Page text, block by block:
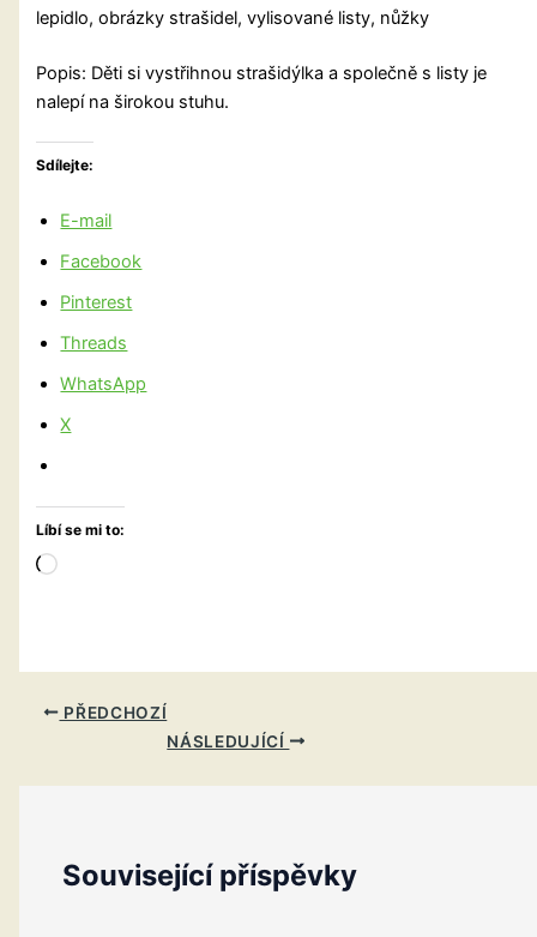
lepidlo, obrázky strašidel, vylisované listy, nůžky
Popis: Děti si vystřihnou strašidýlka a společně s listy je
nalepí na širokou stuhu.
Sdílejte:
E-mail
Facebook
Pinterest
Threads
WhatsApp
X
Líbí se mi to:
Načítání…
PŘEDCHOZÍ
NÁSLEDUJÍCÍ
Související příspěvky